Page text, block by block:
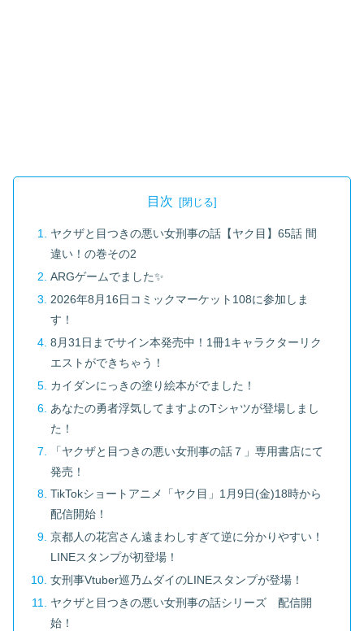
目次
ヤクザと目つきの悪い女刑事の話【ヤク目】65話 間
違い！の巻その2
ARGゲームでました✨
2026年8月16日コミックマーケット108に参加しま
す！
8月31日までサイン本発売中！1冊1キャラクターリク
エストができちゃう！
カイダンにっきの塗り絵本がでました！
あなたの勇者浮気してますよのTシャツが登場しまし
た！
「ヤクザと目つきの悪い女刑事の話７」専用書店にて
発売！
TikTokショートアニメ「ヤク目」1月9日(金)18時から
配信開始！
京都人の花宮さん遠まわしすぎて逆に分かりやすい！
LINEスタンプが初登場！
女刑事Vtuber巡乃ムダイのLINEスタンプが登場！
ヤクザと目つきの悪い女刑事の話シリーズ 配信開
始！